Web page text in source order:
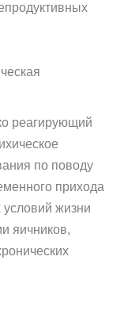
реагирующий
по поводу
прихода
жизни
яичников,